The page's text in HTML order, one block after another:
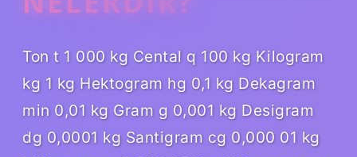
Ton t 1 000 kg Cental q 100 kg Kilogram
kg 1 kg Hektogram hg 0,1 kg Dekagram
min 0,01 kg Gram g 0,001 kg Desigram
dg 0,0001 kg Santigram cg 0,000 01 kg